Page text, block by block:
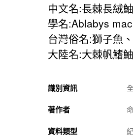
中文名:長棘長絨鮋
學名:Ablabys
台灣俗名:獅子魚
大陸名:大棘帆鰭鮋
識別資訊
著作者
資料類型